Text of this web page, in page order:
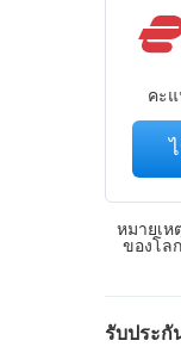
คะ
หมายเ
ของโล
รับประกั